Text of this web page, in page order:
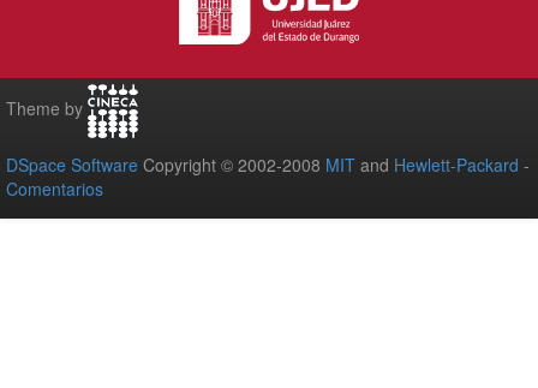
Theme by
DSpace Software Copyright © 2002-2008 MIT and Hewlett-Packard -
Comentarios